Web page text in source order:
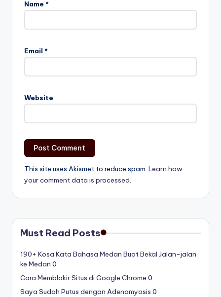
Name *
Email *
Website
This site uses Akismet to reduce spam. Learn how
your comment data is processed.
Must Read Posts
190+ Kosa Kata Bahasa Medan Buat Bekal Jalan-jalan
ke Medan 0
Cara Memblokir Situs di Google Chrome 0
Saya Sudah Putus dengan Adenomyosis 0